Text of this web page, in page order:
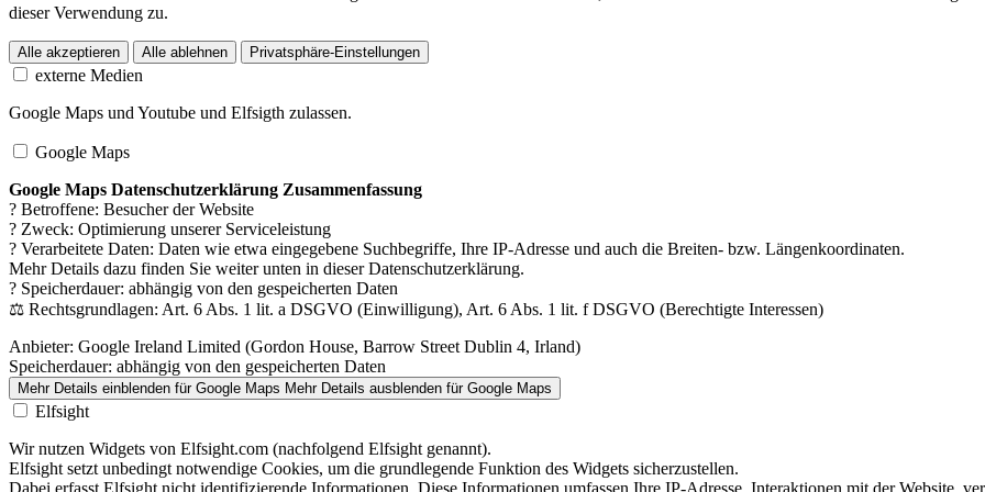
dieser Verwendung zu.
Alle akzeptieren Alle ablehnen Privatsphäre-Einstellungen
externe Medien
Google Maps und Youtube und Elfsigth zulassen.
Google Maps
Google Maps Datenschutzerklärung Zusammenfassung
? Betroffene: Besucher der Website
? Zweck: Optimierung unserer Serviceleistung
? Verarbeitete Daten: Daten wie etwa eingegebene Suchbegriffe, Ihre IP-Adresse und auch die Breiten- bzw. Längenkoordinaten.
Mehr Details dazu finden Sie weiter unten in dieser Datenschutzerklärung.
? Speicherdauer: abhängig von den gespeicherten Daten
⚖️ Rechtsgrundlagen: Art. 6 Abs. 1 lit. a DSGVO (Einwilligung), Art. 6 Abs. 1 lit. f DSGVO (Berechtigte Interessen)
Anbieter: Google Ireland Limited (Gordon House, Barrow Street Dublin 4, Irland)
Speicherdauer: abhängig von den gespeicherten Daten
Mehr Details einblenden für Google Maps Mehr Details ausblenden für Google Maps
Elfsight
Wir nutzen Widgets von Elfsight.com (nachfolgend Elfsight genannt).
Elfsight setzt unbedingt notwendige Cookies, um die grundlegende Funktion des Widgets sicherzustellen.
Dabei erfasst Elfsight nicht identifizierende Informationen. Diese Informationen umfassen Ihre IP-Adresse, Interaktionen mit der Website,